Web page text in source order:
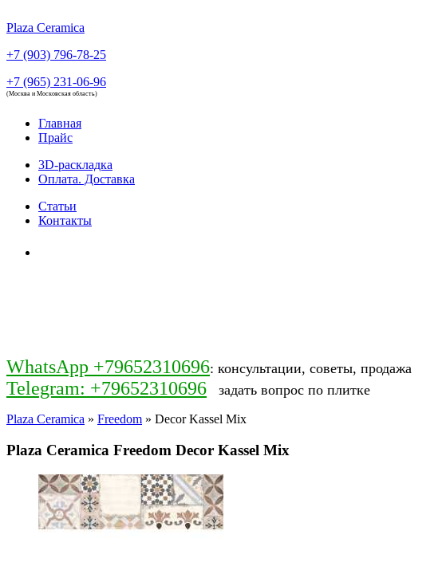
Plaza Ceramica
+7 (903) 796-78-25
+7 (965) 231-06-96
(Москва и Московская область)
Главная
Прайс
3D-раскладка
Оплата. Доставка
Статьи
Контакты
WhatsApp +79652310696: консультации, советы, продажа
Telegram: +79652310696 задать вопрос по плитке
Plaza Ceramica » Freedom » Decor Kassel Mix
Plaza Ceramica Freedom Decor Kassel Mix